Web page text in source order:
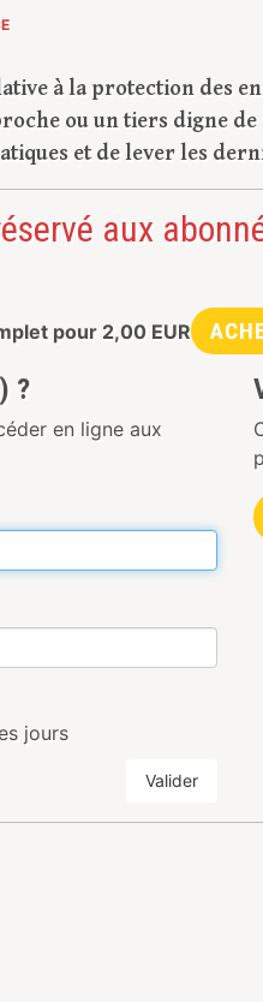
à la protection des
ou un tiers digne de
et de lever les
aux
pour 2,00 EUR
?
en ligne aux
jours
Valider